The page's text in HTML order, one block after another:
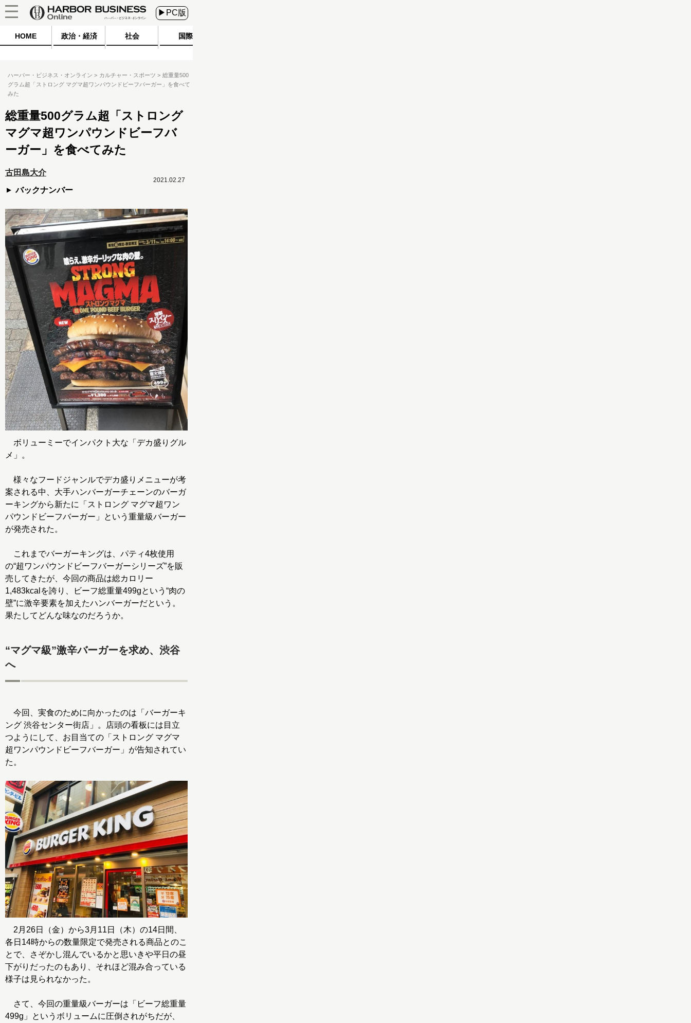
▶PC版
HOME 政治・経済 社会 国際
ハーバー・ビジネス・オンライン カルチャー・スポーツ
総重量500
グラム超「ストロング マグマ超ワンパウンドビーフバーガー」を食べて
みた
総重量500グラム超「ストロング
マグマ超ワンパウンドビーフバ
ーガー」を食べてみた
古田島大介
バックナンバー
2021.02.27
ボリューミーでインパクト大な「デカ盛りグル
メ」。
様々なフードジャンルでデカ盛りメニューが考
案される中、大手ハンバーガーチェーンのバーガ
ーキングから新たに「ストロング マグマ超ワン
パウンドビーフバーガー」という重量級バーガー
が発売された。
これまでバーガーキングは、パティ4枚使用
の“超ワンパウンドビーフバーガーシリーズ”を販
売してきたが、今回の商品は総カロリー
1,483kcalを誇り、ビーフ総重量499gという“肉の
壁”に激辛要素を加えたハンバーガーだという。
果たしてどんな味なのだろうか。
“マグマ級”激辛バーガーを求め、渋谷
へ
今回、実食のために向かったのは「バーガーキ
ング 渋谷センター街店」。店頭の看板には目立
つようにして、お目当ての「ストロング マグマ
超ワンパウンドビーフバーガー」が告知されてい
た。
2月26日（金）から3月11日（木）の14日間、
各日14時からの数量限定で発売される商品とのこ
とで、さぞかし混んでいるかと思いきや平日の昼
下がりだったのもあり、それほど混み合っている
様子は見られなかった。
さて、今回の重量級バーガーは「ビーフ総重量
499g」というボリュームに圧倒されがちだが、